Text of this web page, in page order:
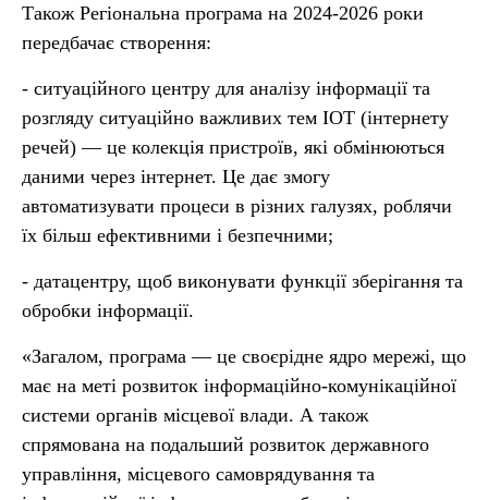
Також Регіональна програма на 2024-2026 роки
передбачає створення:
- ситуаційного центру для аналізу інформації та
розгляду ситуаційно важливих тем ІОТ (інтернету
речей) — це колекція пристроїв, які обмінюються
даними через інтернет. Це дає змогу
автоматизувати процеси в різних галузях, роблячи
їх більш ефективними і безпечними;
- датацентру, щоб виконувати функції зберігання та
обробки інформації.
«Загалом, програма — це своєрідне ядро мережі, що
має на меті розвиток інформаційно-комунікаційної
системи органів місцевої влади. А також
спрямована на подальший розвиток державного
управління, місцевого самоврядування та